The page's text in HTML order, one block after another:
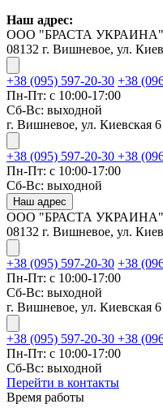
Наш адрес:
ООО "БРАСТА УКРАИНА"
08132 г. Вишневое, ул.
+38 (095) 597-20-30 +38
Пн-Пт: с 10:00-17:00
Сб-Вс: выходной
г. Вишневое, ул. Киевская
+38 (095) 597-20-30 +38
Пн-Пт: с 10:00-17:00
Сб-Вс: выходной
Наш адрес
ООО "БРАСТА УКРАИНА"
08132 г. Вишневое, ул.
+38 (095) 597-20-30 +38
Пн-Пт: с 10:00-17:00
Сб-Вс: выходной
г. Вишневое, ул. Киевская
+38 (095) 597-20-30 +38
Пн-Пт: с 10:00-17:00
Сб-Вс: выходной
Перейти в контакты
Время работы